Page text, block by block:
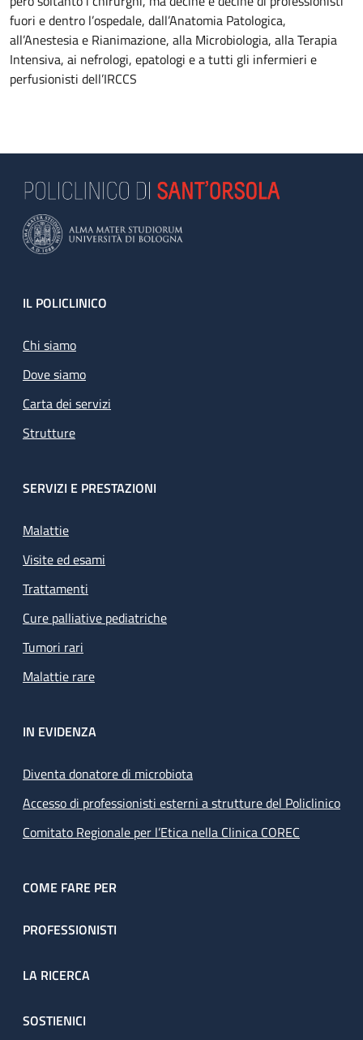
fuori e dentro l’ospedale, dall’Anatomia Patologica,
all’Anestesia e Rianimazione, alla Microbiologia, alla Terapia
Intensiva, ai nefrologi, epatologi e a tutti gli infermieri e
perfusionisti dell’IRCCS
Footer
IL POLICLINICO
Chi siamo
Dove siamo
Carta dei servizi
Strutture
SERVIZI E PRESTAZIONI
Malattie
Visite ed esami
Trattamenti
Cure palliative pediatriche
Tumori rari
Malattie rare
IN EVIDENZA
Diventa donatore di microbiota
Accesso di professionisti esterni a strutture del Policlinico
Comitato Regionale per l’Etica nella Clinica COREC
COME FARE PER
PROFESSIONISTI
LA RICERCA
SOSTIENICI